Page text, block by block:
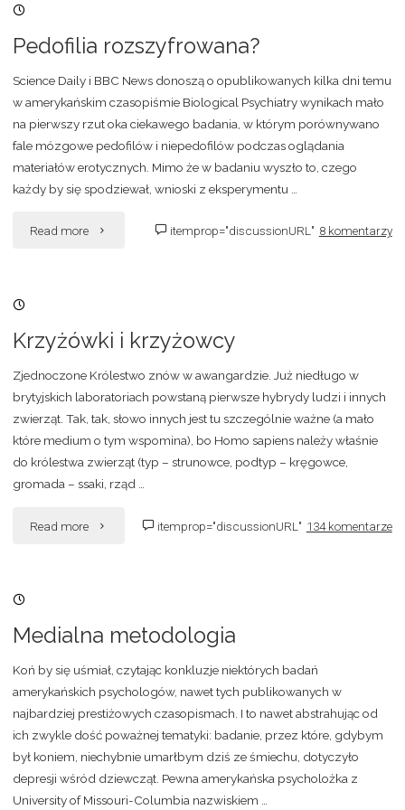
mózgu"
Pedofilia rozszyfrowana?
Science Daily i BBC News donoszą o opublikowanych kilka dni temu
w amerykańskim czasopiśmie Biological Psychiatry wynikach mało
na pierwszy rzut oka ciekawego badania, w którym porównywano
fale mózgowe pedofilów i niepedofilów podczas oglądania
materiałów erotycznych. Mimo że w badaniu wyszło to, czego
każdy by się spodziewał, wnioski z eksperymentu …
Read more "Pedofilia itemprop="discussionURL" 8 komentarzy
Krzyżówki i krzyżowcy
Zjednoczone Królestwo znów w awangardzie. Już niedługo w
brytyjskich laboratoriach powstaną pierwsze hybrydy ludzi i innych
zwierząt. Tak, tak, słowo innych jest tu szczególnie ważne (a mało
które medium o tym wspomina), bo Homo sapiens należy właśnie
do królestwa zwierząt (typ – strunowce, podtyp – kręgowce,
gromada – ssaki, rząd …
Read more "Krzyżówki itemprop="discussionURL" 134 komentarze
Medialna metodologia
Koń by się uśmiał, czytając konkluzje niektórych badań
amerykańskich psychologów, nawet tych publikowanych w
najbardziej prestiżowych czasopismach. I to nawet abstrahując od
ich zwykle dość poważnej tematyki: badanie, przez które, gdybym
był koniem, niechybnie umarłbym dziś ze śmiechu, dotyczyło
depresji wśród dziewcząt. Pewna amerykańska psycholożka z
University of Missouri-Columbia nazwiskiem …